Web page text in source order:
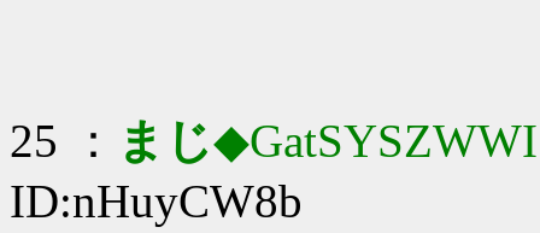
25 ： まじ◆GatSYSZWWI
ID:nHuyCW8b